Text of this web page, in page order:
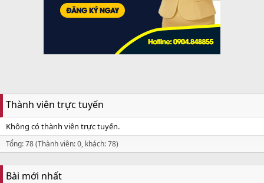
Thành viên trực tuyến
Không có thành viên trực tuyến.
Tổng: 78 (Thành viên: 0, khách: 78)
Bài mới nhất